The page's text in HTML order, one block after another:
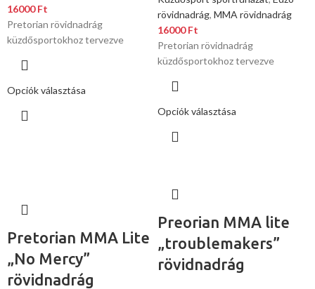
16000Ft
Pretorian rövidnadrág
küzdősportokhoz tervezve
Opciók választása
rövidnadrág, MMA rövidnadrág
16000Ft
Pretorian rövidnadrág
küzdősportokhoz tervezve
Opciók választása
Pretorian MMA Lite
„No Mercy”
rövidnadrág
Preorian MMA lite
„troublemakers”
rövidnadrág